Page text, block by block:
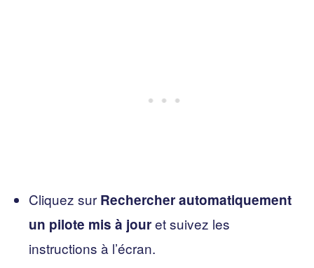
Cliquez sur Rechercher automatiquement
un pilote mis à jouret suivez les
instructions à l’écran.